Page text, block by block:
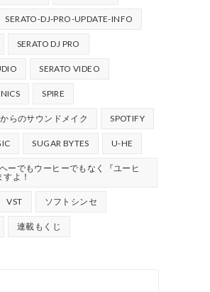
SERATO-DJ-PRO-UPDATE-INFO
SERATO DJ PRO
SERATO VIDEO
SPIRE
らのサウンドメイク SPOTIFY
SUGAR BYTES U-HE
ーでもウーヒーでもなく『ユーヒ
すよ！
VST ソフトシンセ
連載もくじ